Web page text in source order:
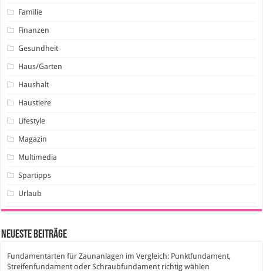
Familie
Finanzen
Gesundheit
Haus/Garten
Haushalt
Haustiere
Lifestyle
Magazin
Multimedia
Spartipps
Urlaub
Neueste Beiträge
Fundamentarten für Zaunanlagen im Vergleich: Punktfundament,
Streifenfundament oder Schraubfundament richtig wählen